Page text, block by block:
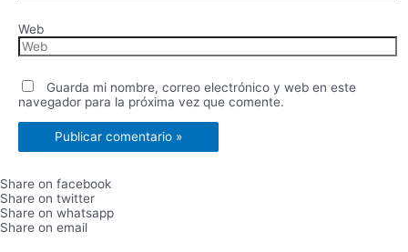
Web
Guarda mi nombre, correo electrónico y web en este
navegador para la próxima vez que comente.
Share on facebook
Share on twitter
Share on whatsapp
Share on email